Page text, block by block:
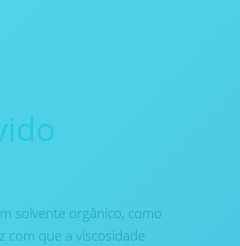
solvente orgânico, como
com que a viscosidade